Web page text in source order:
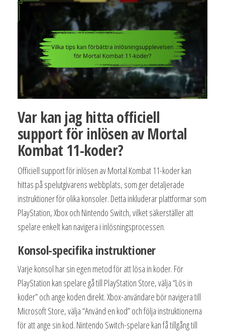
Var kan jag hitta officiell
support för inlösen av Mortal
Kombat 11-koder?
Officiell support för inlösen av Mortal Kombat 11-koder kan
hittas på spelutgivarens webbplats, som ger detaljerade
instruktioner för olika konsoler. Detta inkluderar plattformar som
PlayStation, Xbox och Nintendo Switch, vilket säkerställer att
spelare enkelt kan navigera i inlösningsprocessen.
Konsol-specifika instruktioner
Varje konsol har sin egen metod för att lösa in koder. För
PlayStation kan spelare gå till PlayStation Store, välja “Lös in
koder” och ange koden direkt. Xbox-användare bör navigera till
Microsoft Store, välja “Använd en kod” och följa instruktionerna
för att ange sin kod. Nintendo Switch-spelare kan få tillgång till